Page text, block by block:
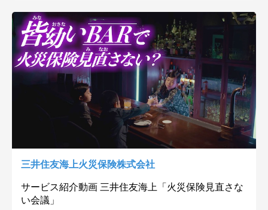
三井住友海上火災保険株式会社
サービス紹介動画 三井住友海上「火災保険見直さな
い会議」